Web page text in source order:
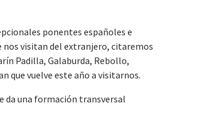
ponentes españoles e
nos visitan del extranjero, citaremos
Padilla, Galaburda, Rebollo,
que vuelve este año a visitarnos.
da una formación transversal